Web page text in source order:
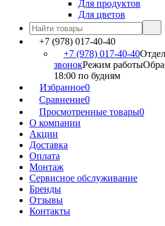
Для продуктов
Для цветов
+7 (978) 017-40-40
+7 (978) 017-40-40
звонокРежим работы
18:00 по будням
Избранное0
Сравнение0
Просмотренные товары0
О компании
Акции
Доставка
Оплата
Монтаж
Сервисное обслуживание
Бренды
Отзывы
Контакты